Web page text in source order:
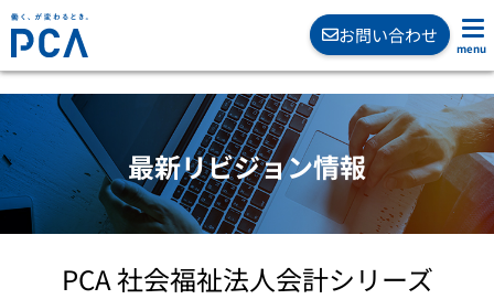
お問い合わせ
最新リビジョン情報
PCA 社会福祉法人会計シリーズ